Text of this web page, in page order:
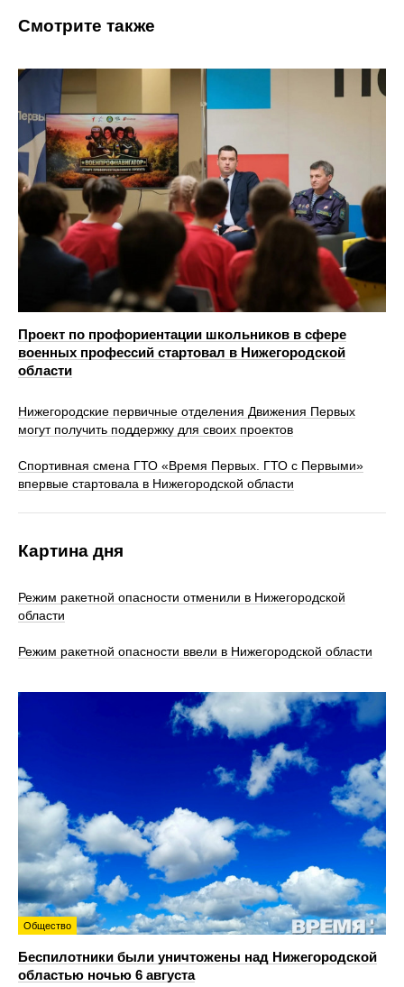
Смотрите также
Проект по профориентации школьников в сфере
военных профессий стартовал в Нижегородской
области
Нижегородские первичные отделения Движения Первых
могут получить поддержку для своих проектов
Спортивная смена ГТО «Время Первых. ГТО с Первыми»
впервые стартовала в Нижегородской области
Картина дня
Режим ракетной опасности отменили в Нижегородской
области
Режим ракетной опасности ввели в Нижегородской области
Общество
Беспилотники были уничтожены над Нижегородской
областью ночью 6 августа